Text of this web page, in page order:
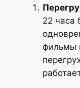
22 часа
фильмы